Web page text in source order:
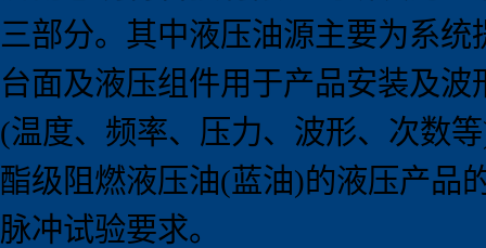
三部分。其中液压油源主要为系
台面及液压组件用于产品安装及
(温度、频率、压力、波形、次数
酯级阻燃液压油(蓝油)的液压产品
脉冲试验要求。